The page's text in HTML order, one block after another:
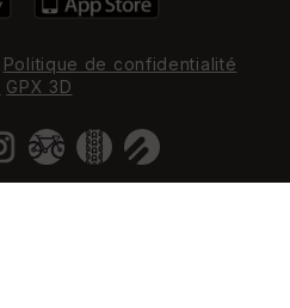
Politique de confidentialité
GPX 3D